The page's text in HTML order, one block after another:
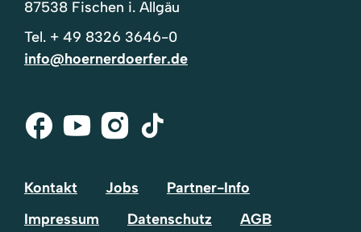
87538 Fischen i. Allgäu
Tel. + 49 8326 3646-0
info@hoernerdoerfer.de
Facebook
Youtube
Instagram
Tik-
Kontakt Jobs
Partner-Info
Impressum
Datenschutz
AGB